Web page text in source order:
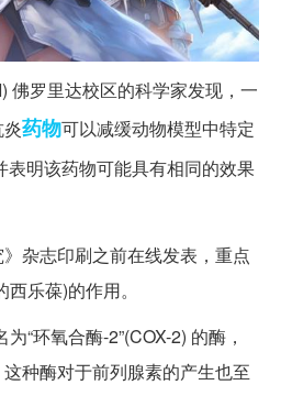
佛罗里达校区的科学家发现，一
药物可以减缓动物模型中特定
表明该药物可能具有相同的效果
杂志印刷之前在线发表，重点
乐葆)的作用。
“环氧合酶-2”(COX-2) 的酶，
种酶对于前列腺素的产生也至